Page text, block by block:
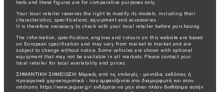
tests and these figures are for comparative purposes only.
Your local retailer reserves the right to modify its models, including their
characteristics, specifications, equipment and accessories.
It is therefore necessary to check with your local retailer before purchasing.
The information, specification, engines and colours on this website are based
on European specification and may vary from market to market and are
subject to change without notice. Some vehicles are shown with optional
equipment that may not be available in all markets. Please contact your
local retailer for local availability and prices.
ΣΗΜΑΝΤΙΚΗ ΣΗΜΕΙΩΣΗ: Μερικές από τις επιλογές - μοντέλα, εκδόσεις ή
προαιρετικά χαρακτηριστικά - που εμφανίζονται στο διαμορφωτή και στον
ιστότοπο https://www.jaguar.gr/ ενδέχεται να μην είναι πλέον διαθέσιμα αυτήν